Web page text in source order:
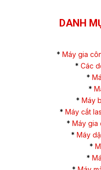
DANH
* Máy gia
* Các
*
*
* Máy
* Máy cắt
* Máy gia
* Máy
*
*